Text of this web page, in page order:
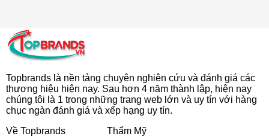
Topbrands là nền tảng chuyên nghiên cứu và đánh giá các
thương hiệu hiện nay. Sau hơn 4 năm thành lập, hiện nay
chúng tôi là 1 trong những trang web lớn và uy tín với hàng
chục ngàn đánh giá và xếp hạng uy tín.
Về Topbrands
Thẩm Mỹ